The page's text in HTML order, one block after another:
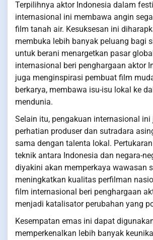
Terpilihnya aktor Indonesia dalam
internasional ini membawa angin
film tanah air. Kesuksesan ini
membuka lebih banyak peluang bagi
untuk berani menargetkan pasar
internasional beri penghargaan aktor
juga menginspirasi pembuat film
berkarya, membawa isu-isu lokal ke
mendunia.
Selain itu, pengakuan internasional
perhatian produser dan sutradara
sama dengan talenta lokal.
teknik antara Indonesia dan negara-
diyakini akan memperkaya wawasan
meningkatkan kualitas perfilman
film internasional beri penghargaan
menjadi katalisator perubahan yang
Kesempatan emas ini dapat
memperkenalkan lebih banyak